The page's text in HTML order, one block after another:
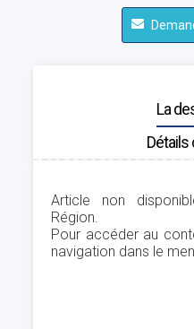
La
Détails
Article non
Région.
Pour accéder au
navigation dans le